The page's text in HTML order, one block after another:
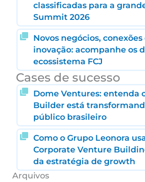
classificadas para a
Summit 2026
Novos negócios,
inovação: acompanhe os
ecossistema FCJ
Cases de sucesso
Dome Ventures: entenda
Builder está
público brasileiro
Como o Grupo Leonora
Corporate Venture
da estratégia de growth
Arquivos